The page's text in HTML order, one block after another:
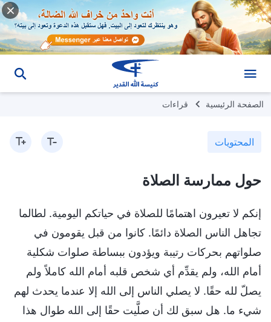
الصفحة الرئيسية قراءات
المحتويات
حول ممارسة الصلاة
إنكم لا تعيرون اهتمامًا للصلاة في حياتكم اليومية. لطالما
تجاهل الناس الصلاة دائمًا. كانوا من قبل يقومون في
صلواتهم بحركات رتيبة ويؤدون ببساطة صلوات شكلية
أمام الله، ولم يقدِّم أي شخص قلبه أمام الله كاملاً ولم
يصلّ لله حقًا. لا يصلي الناس إلى الله إلا عندما يحدث لهم
شيء ما. هل سبق لك أن صلَّيت حقًا إلى الله طوال هذا